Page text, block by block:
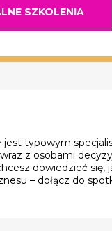
SZKOLENIA
typowym
z osobami
dowiedzieć
– dołącz do